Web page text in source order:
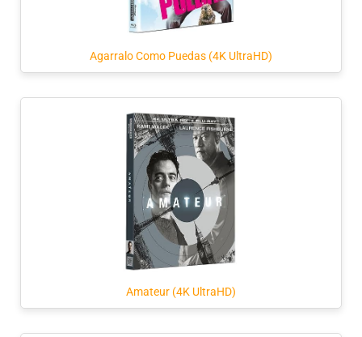
Agarralo Como Puedas (4K UltraHD)
Amateur (4K UltraHD)